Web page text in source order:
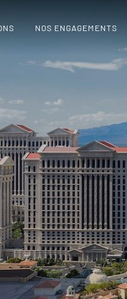
NOS ENGAGEMENTS